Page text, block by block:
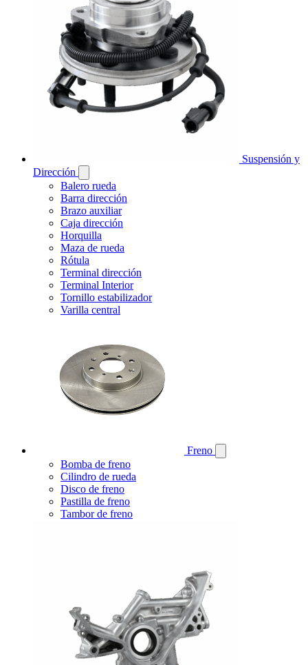
Suspensión y
Dirección
Balero rueda
Barra dirección
Brazo auxiliar
Caja dirección
Horquilla
Maza de rueda
Rótula
Terminal dirección
Terminal Interior
Tornillo estabilizador
Varilla central
Freno
Bomba de freno
Cilindro de rueda
Disco de freno
Pastilla de freno
Tambor de freno